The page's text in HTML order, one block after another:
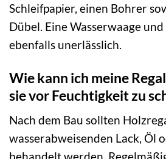
Schleifpapier, einen Bohrer
Dübel. Eine Wasserwaage
ebenfalls unerlässlich.
Wie kann ich meine
sie vor Feuchtigkeit zu
Nach dem Bau sollten
wasserabweisenden Lack, Öl